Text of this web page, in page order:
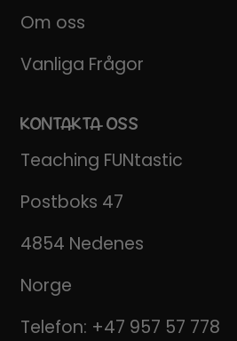
Om oss
Vanliga Frågor
KONTAKTA OSS
Teaching FUNtastic
Postboks 47
4854 Nedenes
Norge
Telefon: +47 957 57 778